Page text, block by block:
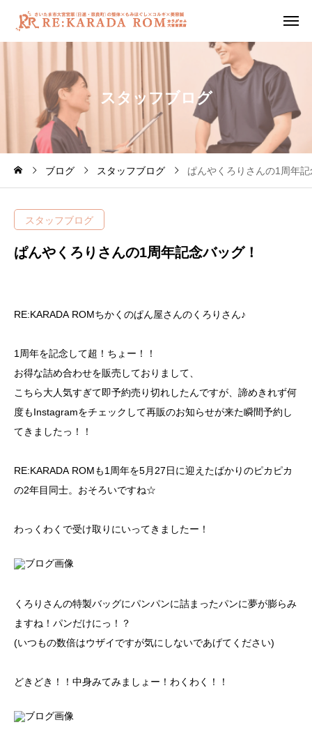
ス タ ッ フブロ グ
ブログ スタッフブログ ぱんやくろりさんの1周年
スタッフブログ
ぱんやくろりさんの1周年記念バッグ！
RE:KARADA ROMちかくのぱん屋さんのくろりさん♪
1周年を記念して超！ちょー！！
お得な詰め合わせを販売しておりまして、
こちら大人気すぎて即予約売り切れしたんですが、諦めきれず何
度もInstagramをチェックして再販のお知らせが来た瞬間予約し
てきましたっ！！
RE:KARADA ROMも1周年を5月27日に迎えたばかりのピカピカ
の2年目同士。おそろいですね☆
わっくわくで受け取りにいってきましたー！
くろりさんの特製バッグにパンパンに詰まったパンに夢が膨らみ
ますね！パンだけにっ！？
(いつもの数倍はウザイですが気にしないであげてください)
どきどき！！中身みてみましょー！わくわく！！